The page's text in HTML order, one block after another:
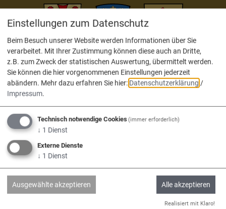
Adelschlag Egweil Nassenfels
Service
Kontakt & Öffnungszeiten
Datenschutz
Einstellungen zum Datenschutz
Beim Besuch unserer Website werden Informationen über Sie
verarbeitet. Mit Ihrer Zustimmung können diese auch an Dritte,
z.B. zum Zweck der statistischen Auswertung, übermittelt werden.
Sie können die hier vorgenommenen Einstellungen jederzeit
abändern. Mehr dazu erfahren Sie hier: Datenschutzerklärung /
Impressum.
Technisch notwendige Cookies(immer erforderlich)
↓ 1 Dienst
Externe Dienste
↓ 1 Dienst
Ausgewählte akzeptieren Alle akzeptieren
Realisiert mit Klaro!